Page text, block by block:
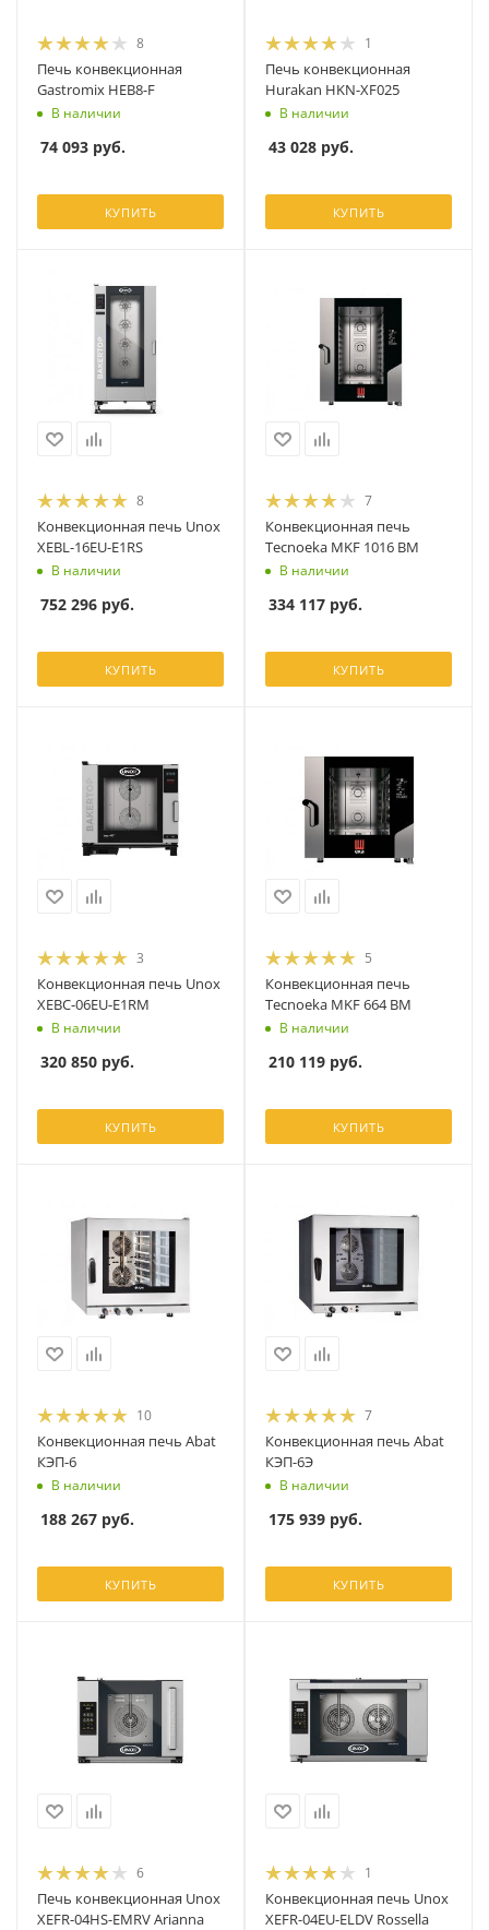
8
Печь конвекционная
Gastromix HEB8-F
В наличии
74 093 руб.
КУПИТЬ
1
Печь конвекционная
Hurakan HKN-XF025
В наличии
43 028 руб.
КУПИТЬ
8
Конвекционная печь Unox
XEBL-16EU-E1RS
В наличии
752 296 руб.
КУПИТЬ
7
Конвекционная печь
Tecnoeka MKF 1016 BM
В наличии
334 117 руб.
КУПИТЬ
3
Конвекционная печь Unox
XEBC-06EU-E1RM
В наличии
320 850 руб.
КУПИТЬ
5
Конвекционная печь
Tecnoeka MKF 664 BM
В наличии
210 119 руб.
КУПИТЬ
10
Конвекционная печь Abat
КЭП-6
В наличии
188 267 руб.
КУПИТЬ
7
Конвекционная печь Abat
КЭП-6Э
В наличии
175 939 руб.
КУПИТЬ
6
Печь конвекционная Unox
XEFR-04HS-EMRV Arianna
1
Конвекционная печь Unox
XEFR-04EU-ELDV Rossella